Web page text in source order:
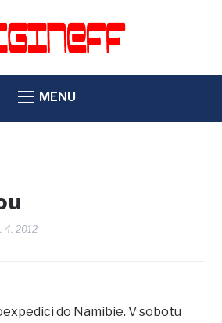
MENU
4. 2012
do Namibie. V sobotu